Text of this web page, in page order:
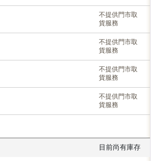
不提供門市取
貨服務
不提供門市取
貨服務
不提供門市取
貨服務
不提供門市取
貨服務
目前尚有庫存